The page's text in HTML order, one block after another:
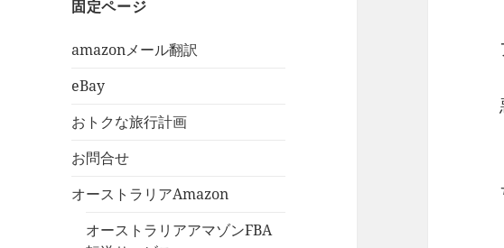
固定ページ
amazonメール翻訳
eBay
おトクな旅行計画
お問合せ
オーストラリアAmazon
オーストラリアアマゾンFBA